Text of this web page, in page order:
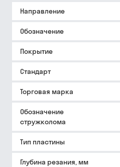
Направление
Обозначение
Покрытие
Стандарт
Торговая марка
Обозначение
стружколома
Тип пластины
Глубина резания, мм